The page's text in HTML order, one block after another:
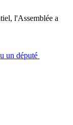
l'Assemblée a
un député